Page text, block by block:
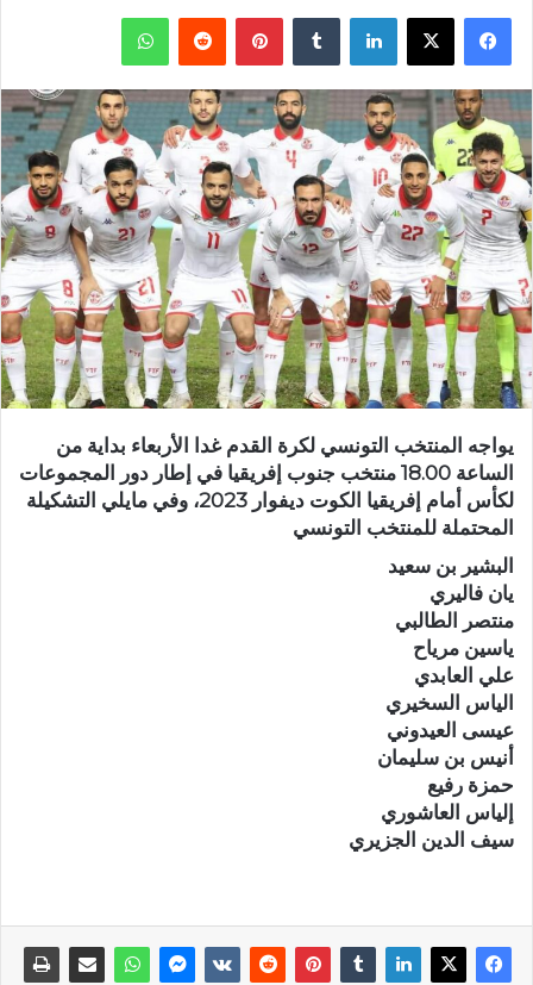
فيسبوك X لينكدإن بينتيريست واتساب
يواجه المنتخب التونسي لكرة القدم غدا الأربعاء بداية من
الساعة 18.00 منتخب جنوب إفريقيا في إطار دور المجموعات
لكأس أمام إفريقيا الكوت ديفوار 2023، وفي مايلي التشكيلة
المحتملة للمنتخب التونسي
البشير بن سعيد
يان فاليري
منتصر الطالبي
ياسين مرياح
علي العابدي
الياس السخيري
عيسى العيدوني
أنيس بن سليمان
حمزة رفيع
إلياس العاشوري
سيف الدين الجزيري